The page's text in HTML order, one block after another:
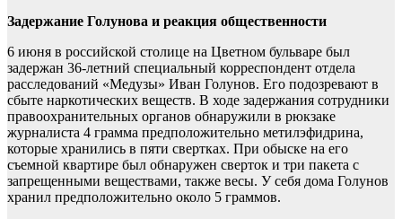
Задержание Голунова и реакция общественности
6 июня в российской столице на Цветном бульваре был
задержан 36-летний специальный корреспондент отдела
расследований «Медузы» Иван Голунов. Его подозревают в
сбыте наркотических веществ. В ходе задержания сотрудники
правоохранительных органов обнаружили в рюкзаке
журналиста 4 грамма предположительно метилэфидрина,
которые хранились в пяти свертках. При обыске на его
съемной квартире был обнаружен сверток и три пакета с
запрещенными веществами, также весы. У себя дома Голунов
хранил предположительно около 5 граммов.